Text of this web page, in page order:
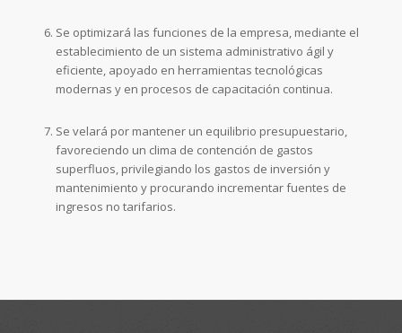
Se optimizará las funciones de la empresa, mediante el
establecimiento de un sistema administrativo ágil y
eficiente, apoyado en herramientas tecnológicas
modernas y en procesos de capacitación continua.
Se velará por mantener un equilibrio presupuestario,
favoreciendo un clima de contención de gastos
superfluos, privilegiando los gastos de inversión y
mantenimiento y procurando incrementar fuentes de
ingresos no tarifarios.